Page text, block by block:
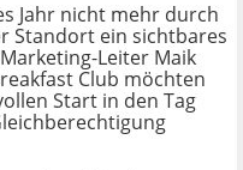
Jahr nicht mehr durch
Standort ein sichtbares
Leiter Maik
Club möchten
Start in den Tag